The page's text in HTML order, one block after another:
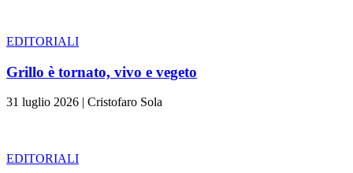
EDITORIALI
Grillo è tornato, vivo e vegeto
31 luglio 2026 | Cristofaro Sola
EDITORIALI